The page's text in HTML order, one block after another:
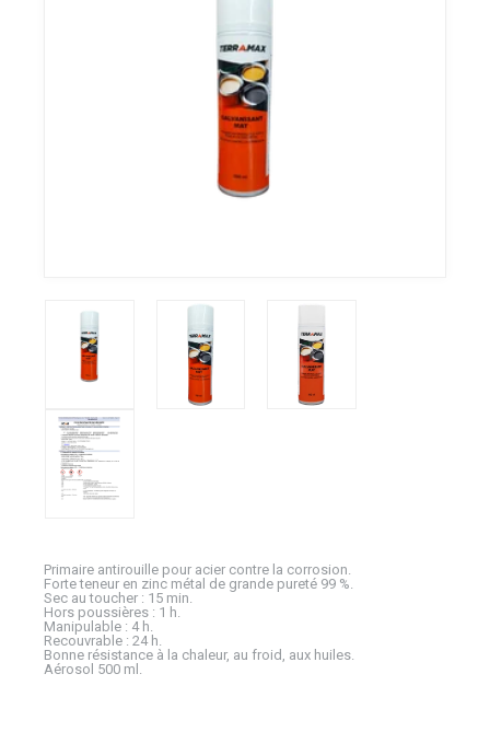
Primaire antirouille pour acier contre la corrosion.
Forte teneur en zinc métal de grande pureté 99 %.
Sec au toucher : 15 min.
Hors poussières : 1 h.
Manipulable : 4 h.
Recouvrable : 24 h.
Bonne résistance à la chaleur, au froid, aux huiles.
Aérosol 500 ml.